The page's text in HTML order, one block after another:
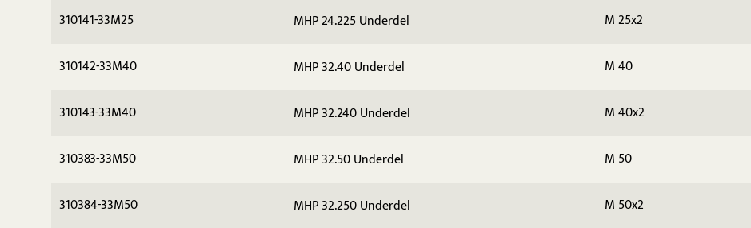
310141-33M25 MHP 24.225 Underdel M 25x2
310142-33M40 MHP 32.40 Underdel M 40
310143-33M40 MHP 32.240 Underdel M 40x2
310383-33M50 MHP 32.50 Underdel M 50
310384-33M50 MHP 32.250 Underdel M 50x2